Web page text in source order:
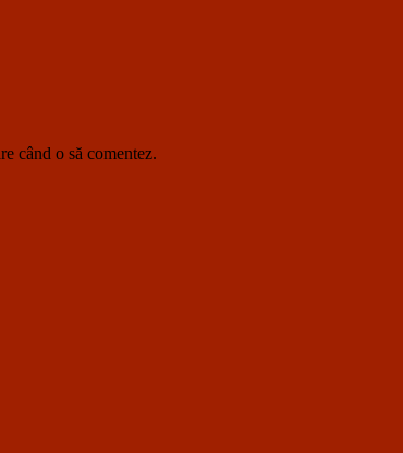
când o să comentez.